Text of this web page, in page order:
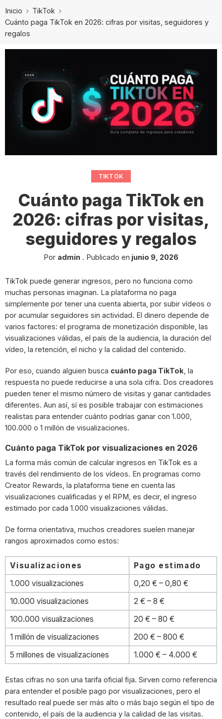
Inicio
TikTok
Cuánto paga TikTok en 2026: cifras por visitas, seguidores y
regalos
TIKTOK
Cuánto paga TikTok en
2026: cifras por visitas,
seguidores y regalos
Por admin . Publicado en junio 9, 2026
TikTok puede generar ingresos, pero no funciona como
muchas personas imaginan. La plataforma no paga
simplemente por tener una cuenta abierta, por subir vídeos o
por acumular seguidores sin actividad. El dinero depende de
varios factores: el programa de monetización disponible, las
visualizaciones válidas, el país de la audiencia, la duración del
vídeo, la retención, el nicho y la calidad del contenido.
Por eso, cuando alguien busca cuánto paga TikTok , la
respuesta no puede reducirse a una sola cifra. Dos creadores
pueden tener el mismo número de visitas y ganar cantidades
diferentes. Aun así, sí es posible trabajar con estimaciones
realistas para entender cuánto podrías ganar con 1.000,
100.000 o 1 millón de visualizaciones.
Cuánto paga TikTok por visualizaciones en 2026
La forma más común de calcular ingresos en TikTok es a
través del rendimiento de los vídeos. En programas como
Creator Rewards, la plataforma tiene en cuenta las
visualizaciones cualificadas y el RPM, es decir, el ingreso
estimado por cada 1.000 visualizaciones válidas.
De forma orientativa, muchos creadores suelen manejar
rangos aproximados como estos:
Visualizaciones
Pago estimado
1.000 visualizaciones
0,20 € – 0,80 €
10.000 visualizaciones
2 € – 8 €
100.000 visualizaciones
20 € – 80 €
1 millón de visualizaciones
200 € – 800 €
5 millones de visualizaciones
1.000 € – 4.000 €
Estas cifras no son una tarifa oficial fija. Sirven como referencia
para entender el posible pago por visualizaciones, pero el
resultado real puede ser más alto o más bajo según el tipo de
contenido, el país de la audiencia y la calidad de las visitas.